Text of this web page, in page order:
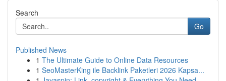
Search
Go
Published News
1 The Ultimate Guide to Online Data Resources
1 SeoMasterKing ile Backlink Paketleri 2026 Kapsa...